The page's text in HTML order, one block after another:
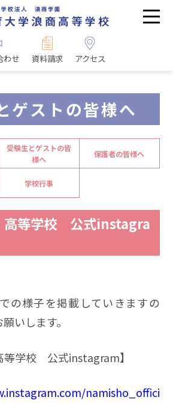
わせ 資料請求 アクセス
ゲストの皆様へ
受験生とゲストの皆
様へ
保護者の皆様へ
学校行事
高等学校 公式instagra
の様子を掲載していきますの
いします。
等学校 公式instagram】
namisho_offici